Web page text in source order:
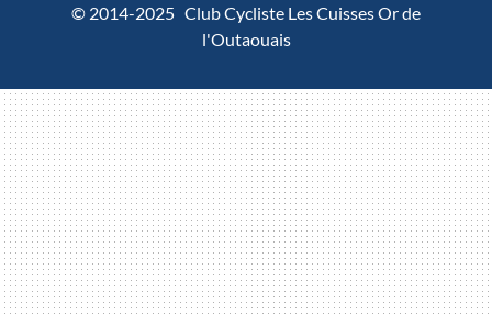
© 2014-2025 Club Cycliste Les Cuisses Or de
l'Outaouais